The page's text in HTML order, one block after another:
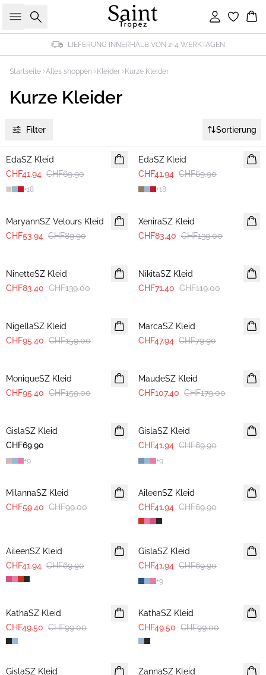
Suche Einloggen
LIEFERUNG INNERHALB VON 2-4 WERKTAGEN
Startseite Alles shoppen Kleider Kurze Kleider
Kurze Kleider
Filter Sortierung
-40%
EdaSZ Kleid
CHF41.94 CHF69.90
+18
EdaSZ Kleid
CHF41.94 CHF69.90
+18
MaryannSZ Velours Kleid
CHF53.94 CHF89.90
XeniraSZ Kleid
CHF83.40 CHF139.00
NinetteSZ Kleid
CHF83.40 CHF139.00
NikitaSZ Kleid
CHF71.40 CHF119.00
NigellaSZ Kleid
CHF95.40 CHF159.00
MarcaSZ Kleid
CHF47.94 CHF79.90
MoniqueSZ Kleid
CHF95.40 CHF159.00
MaudeSZ Kleid
CHF107.40 CHF179.00
GislaSZ Kleid
CHF69.90
+9
GislaSZ Kleid
CHF41.94 CHF69.90
+9
MilannaSZ Kleid
CHF59.40 CHF99.00
AileenSZ Kleid
CHF41.94 CHF69.90
AileenSZ Kleid
CHF41.94 CHF69.90
-40%
GislaSZ Kleid
CHF41.94 CHF69.90
+9
KathaSZ Kleid
CHF49.50 CHF99.00
KathaSZ Kleid
CHF49.50 CHF99.00
-40%
GislaSZ Kleid
ZannaSZ Kleid